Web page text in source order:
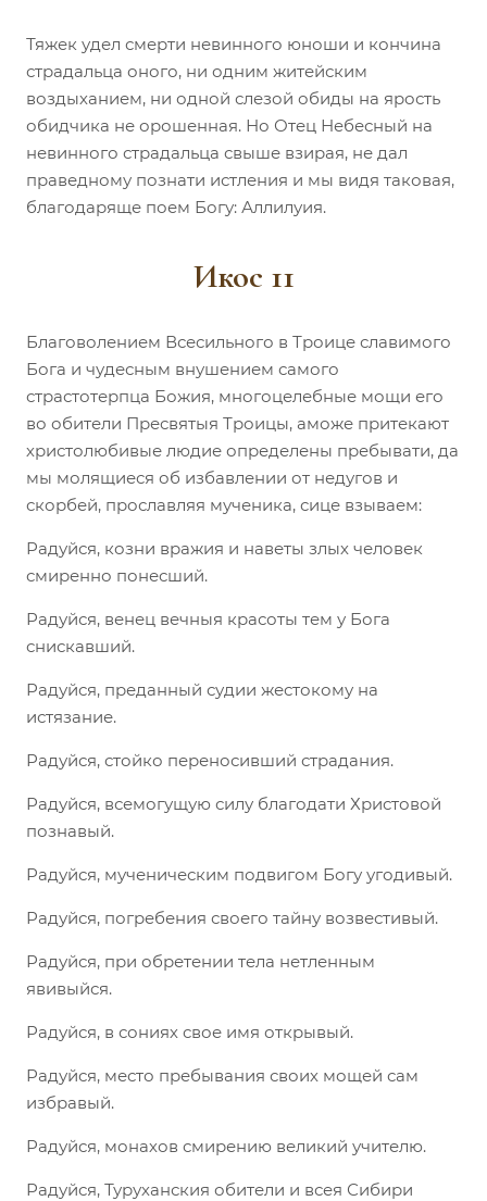
Тяжек удел смерти невинного юноши и кончина
страдальца оного, ни одним житейским
воздыханием, ни одной слезой обиды на ярость
обидчика не орошенная. Но Отец Небесный на
невинного страдальца свыше взирая, не дал
праведному познати истления и мы видя таковая,
благодаряще поем Богу: Аллилуия.
Икос 11
Благоволением Всесильного в Троице славимого
Бога и чудесным внушением самого
страстотерпца Божия, многоцелебные мощи его
во обители Пресвятыя Троицы, аможе притекают
христолюбивые людие определены пребывати, да
мы молящиеся об избавлении от недугов и
скорбей, прославляя мученика, сице взываем:
Радуйся, козни вражия и наветы злых человек
смиренно понесший.
Радуйся, венец вечныя красоты тем у Бога
снискавший.
Радуйся, преданный судии жестокому на
истязание.
Радуйся, стойко переносивший страдания.
Радуйся, всемогущую силу благодати Христовой
познавый.
Радуйся, мученическим подвигом Богу угодивый.
Радуйся, погребения своего тайну возвестивый.
Радуйся, при обретении тела нетленным
явивыйся.
Радуйся, в сониях свое имя открывый.
Радуйся, место пребывания своих мощей сам
избравый.
Радуйся, монахов смирению великий учителю.
Радуйся, Туруханския обители и всея Сибири